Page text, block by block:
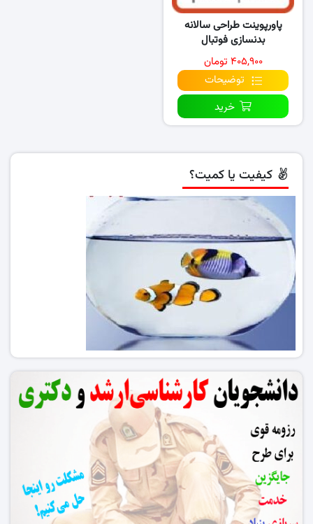
پاورپوینت طراحی سالانه
بدنسازی فوتبال
۴۰۵,۹۰۰ تومان
توضیحات
خرید
کیفیت یا کمیت؟